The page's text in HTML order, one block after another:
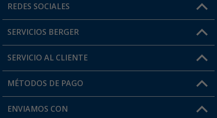
Horario de atención al cliente:
¿Tienes alguna duda?
REDES SOCIALES
SERVICIOS BERGER
Conviértete en distribuidor
Mi cuenta
SERVICIO AL CLIENTE
FAQ y Contacto
Información de envío
MÉTODOS DE PAGO
ENVIAMOS CON